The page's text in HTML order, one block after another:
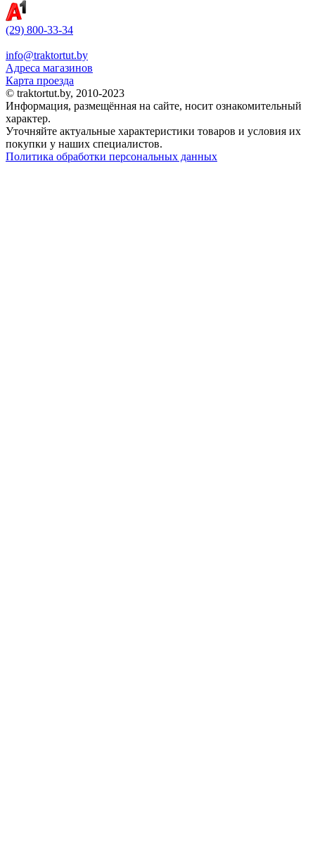
(29) 800-33-34
info@traktortut.by
Адреса магазинов
Карта проезда
© traktortut.by, 2010-2023
Информация, размещённая на сайте, носит ознакомительный
характер.
Уточняйте актуальные характеристики товаров и условия их
покупки у наших специалистов.
Политика обработки персональных данных